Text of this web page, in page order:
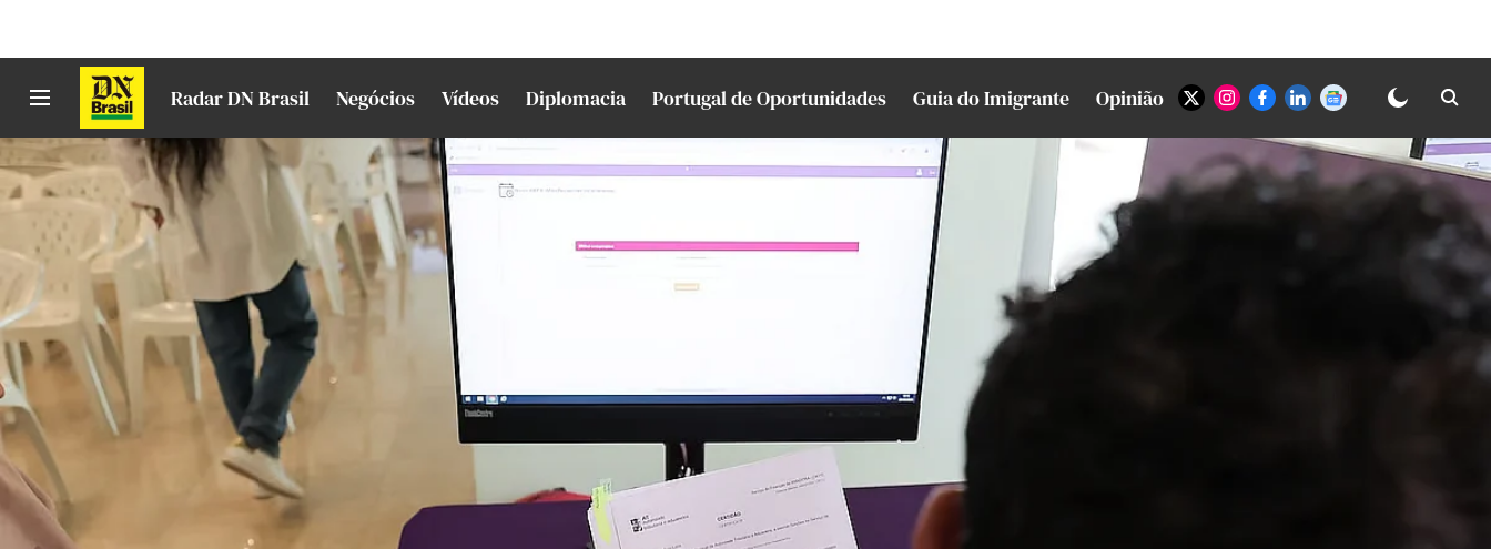
Radar DN Brasil Negócios Vídeos Diplomacia Portugal de Oportunidades Guia do Imigrante Opinião